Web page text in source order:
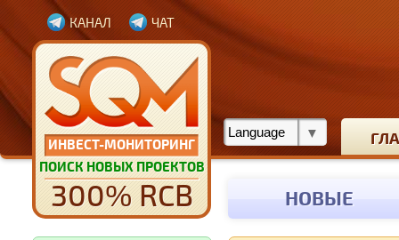
ИНВЕСТ-МОНИТОРИНГ
ПОИСК НОВЫХ ПРОЕКТОВ
300% RCB
КАНАЛ ЧАТ
НОВЫЕ